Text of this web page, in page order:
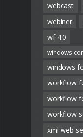
webcast
webiner
wf 4.0
windows
windows
workflow
workflow
workflow
xml web